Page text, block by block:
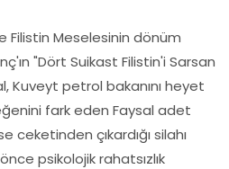
Filistin Meselesinin dönüm
"Dört Suikast Filistin'i Sarsan
Kuveyt petrol bakanını heyet
fark eden Faysal adet
ceketinden çıkardığı silahı
psikolojik rahatsızlık